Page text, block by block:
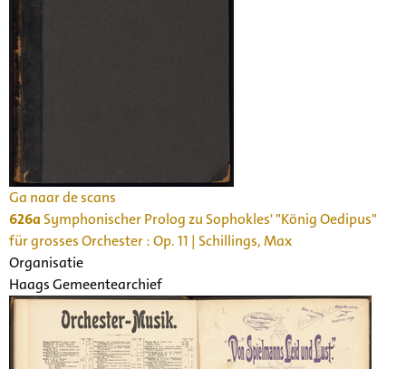
Ga naar de scans
626a Symphonischer Prolog zu Sophokles' "König Oedipus"
für grosses Orchester : Op. 11 | Schillings, Max
Organisatie
Haags Gemeentearchief